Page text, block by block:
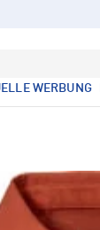
WERBUNG